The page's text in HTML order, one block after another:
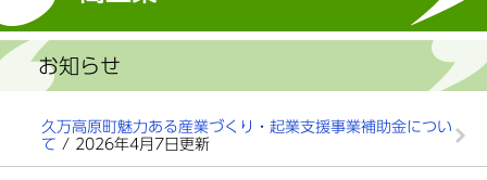
お知らせ
久万高原町魅力ある産業づくり・起業支援事業補助金につい
て / 2026年4月7日更新